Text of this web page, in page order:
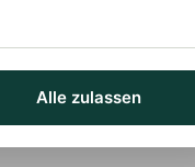
Alle zulassen